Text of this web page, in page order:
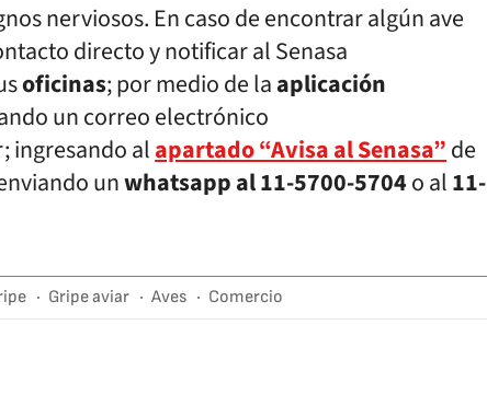
nerviosos. En caso de encontrar algún ave
directo y notificar al Senasa
oficinas; por medio de laaplicación
un correo electrónico
ingresando alapartado “Avisa al Senasa”de
unwhatsapp al 11-5700-5704o al11-
Gripe aviar Aves Comercio